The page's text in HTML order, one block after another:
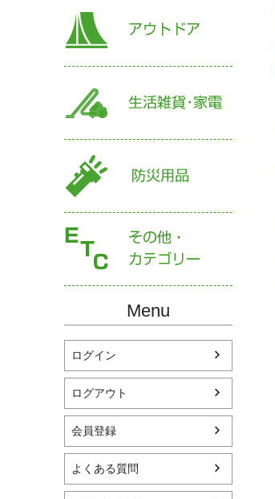
Menu
ログイン
ログアウト
会員登録
よくある質問